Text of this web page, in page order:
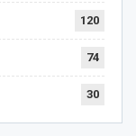
120
74
30